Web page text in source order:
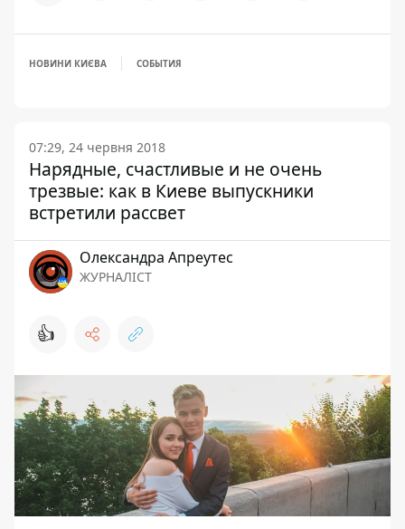
НОВИНИ КИЄВА СОБЫТИЯ
07:29, 24 червня 2018
Нарядные, счастливые и не очень
трезвые: как в Киеве выпускники
встретили рассвет
Олександра Апреутес
ЖУРНАЛІСТ
👍